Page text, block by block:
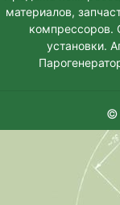
материалов,
компрессоров.
установки.
©